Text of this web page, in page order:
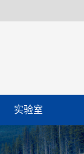
实验室